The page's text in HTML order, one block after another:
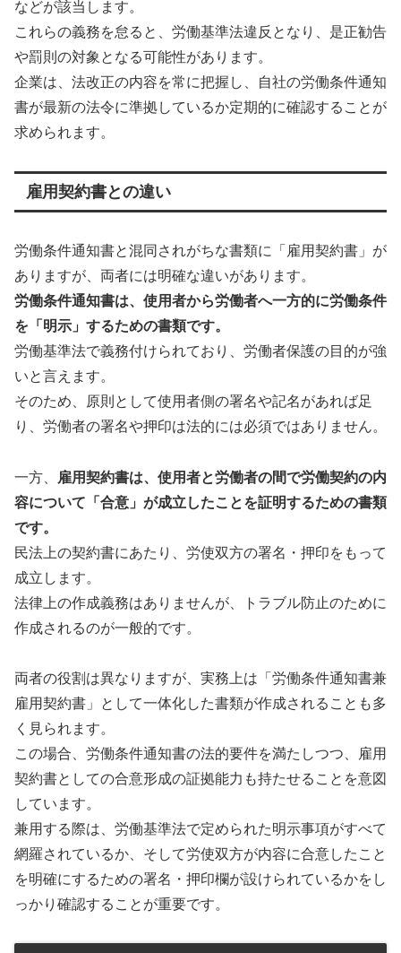
などが該当します。
これらの義務を怠ると、労働基準法違反となり、是正勧告
や罰則の対象となる可能性があります。
企業は、法改正の内容を常に把握し、自社の労働条件通知
書が最新の法令に準拠しているか定期的に確認することが
求められます。
雇用契約書との違い
労働条件通知書と混同されがちな書類に「雇用契約書」が
ありますが、両者には明確な違いがあります。
労働条件通知書は、使用者から労働者へ一方的に労働条件
を「明示」するための書類です。
労働基準法で義務付けられており、労働者保護の目的が強
いと言えます。
そのため、原則として使用者側の署名や記名があれば足
り、労働者の署名や押印は法的には必須ではありません。
一方、
雇用契約書は、使用者と労働者の間で労働契約の内
容について「合意」が成立したことを証明するための書類
です。
民法上の契約書にあたり、労使双方の署名・押印をもって
成立します。
法律上の作成義務はありませんが、トラブル防止のために
作成されるのが一般的です。
両者の役割は異なりますが、実務上は「労働条件通知書兼
雇用契約書」として一体化した書類が作成されることも多
く見られます。
この場合、労働条件通知書の法的要件を満たしつつ、雇用
契約書としての合意形成の証拠能力も持たせることを意図
しています。
兼用する際は、労働基準法で定められた明示事項がすべて
網羅されているか、そして労使双方が内容に合意したこと
を明確にするための署名・押印欄が設けられているかをし
っかり確認することが重要です。